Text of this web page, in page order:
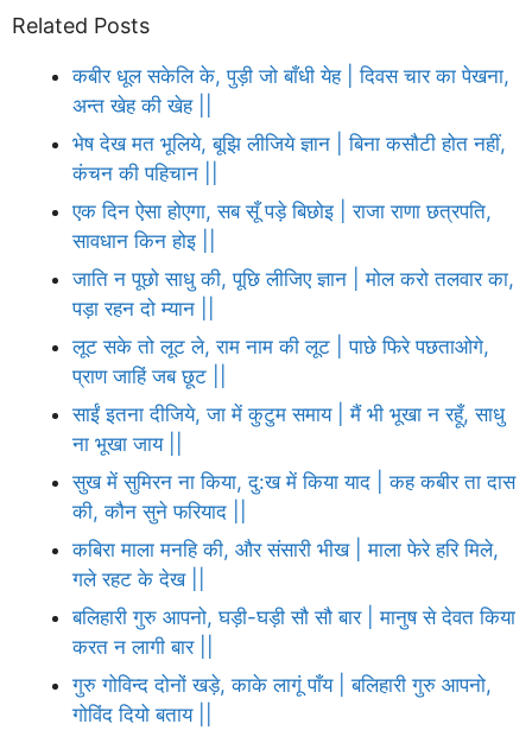
Related Posts
कबीर धूल सकेलि के, पुड़ी जो बाँधी येह | दिवस चार का पेखना,
अन्त खेह की खेह ||
भेष देख मत भूलिये, बूझि लीजिये ज्ञान | बिना कसौटी होत नहीं,
कंचन की पहिचान ||
एक दिन ऐसा होएगा, सब सूँ पड़े बिछोइ | राजा राणा छत्रपति,
सावधान किन होइ ||
जाति न पूछो साधु की, पूछि लीजिए ज्ञान | मोल करो तलवार का,
पड़ा रहन दो म्यान ||
लूट सके तो लूट ले, राम नाम की लूट | पाछे फिरे पछताओगे,
प्राण जाहिं जब छूट ||
साईं इतना दीजिये, जा में कुटुम समाय | मैं भी भूखा न रहूँ, साधु
ना भूखा जाय ||
सुख में सुमिरन ना किया, दु:ख में किया याद | कह कबीर ता दास
की, कौन सुने फरियाद ||
कबिरा माला मनहि की, और संसारी भीख | माला फेरे हरि मिले,
गले रहट के देख ||
बलिहारी गुरु आपनो, घड़ी-घड़ी सौ सौ बार | मानुष से देवत किया
करत न लागी बार ||
गुरु गोविन्द दोनों खड़े, काके लागूं पाँय | बलिहारी गुरु आपनो,
गोविंद दियो बताय ||